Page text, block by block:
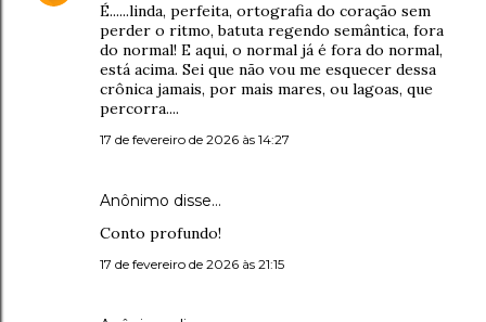
É......linda, perfeita, ortografia do coração sem
perder o ritmo, batuta regendo semântica, fora
do normal! E aqui, o normal já é fora do normal,
está acima. Sei que não vou me esquecer dessa
crônica jamais, por mais mares, ou lagoas, que
percorra....
17 de fevereiro de 2026 às 14:27
Anônimo disse…
Conto profundo!
17 de fevereiro de 2026 às 21:15